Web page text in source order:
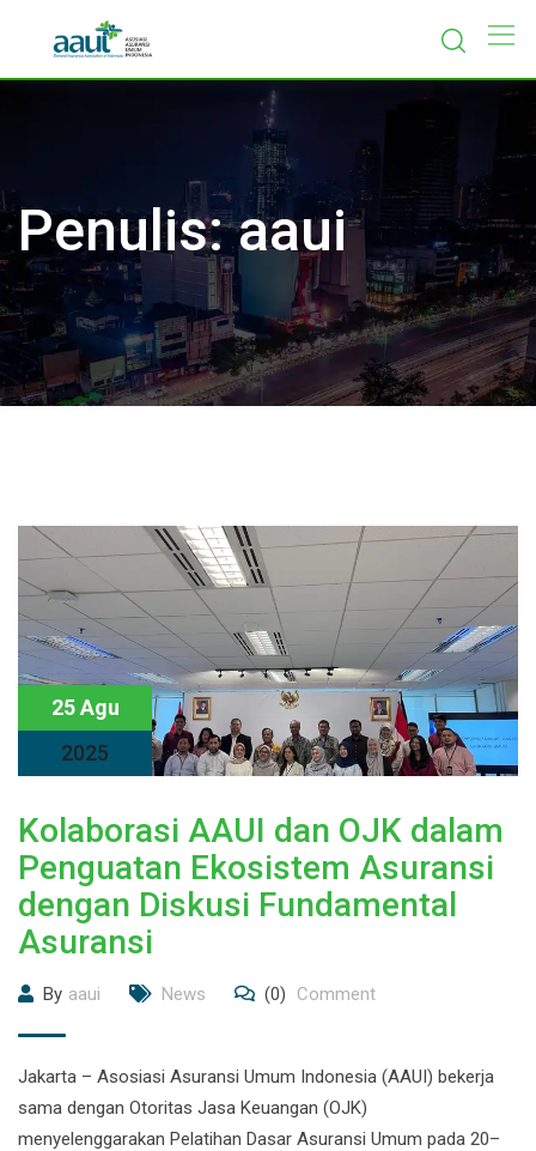
content
Penulis:aaui
25 Agu
2025
Kolaborasi AAUI dan OJK dalam
Penguatan Ekosistem Asuransi
dengan Diskusi Fundamental
Asuransi
By aaui News (0) Comment
Jakarta – Asosiasi Asuransi Umum Indonesia (AAUI) bekerja
sama dengan Otoritas Jasa Keuangan (OJK)
menyelenggarakan Pelatihan Dasar Asuransi Umum pada 20–